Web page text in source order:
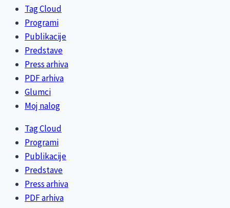
Tag Cloud
Programi
Publikacije
Predstave
Press arhiva
PDF arhiva
Glumci
Moj nalog
Tag Cloud
Programi
Publikacije
Predstave
Press arhiva
PDF arhiva